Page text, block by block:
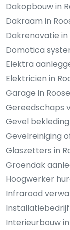
Dakopbouw in
Dakraam in
Dakrenovatie in
Domotica
Elektra
Elektricien in
Garage in
Gereedschaps
Gevel
Gevelreiniging
Glaszetters in
Groendak
Hoogwerker
Infrarood
Installatiebedrijf
Interieurbouw